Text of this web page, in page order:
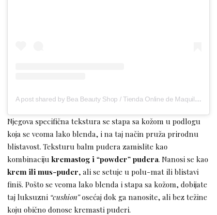
A post shared by Bea Beauty Shop / Tienda Online de Maquillaje (@bea.beauty.shopgt)
Njegova specifična tekstura se stapa sa kožom u podlogu
koja se veoma lako blenda, i na taj način pruža prirodnu
blistavost. Teksturu balm pudera zamislite kao
kombinaciju kremastog i “powder” pudera. Nanosi se kao
krem ili mus-puder, ali se setuje u polu-mat ili blistavi
finiš. Pošto se veoma lako blenda i stapa sa kožom, dobijate
taj luksuzni “cushion”osećaj dok ga nanosite, ali bez težine
koju obično donose kremasti puderi.